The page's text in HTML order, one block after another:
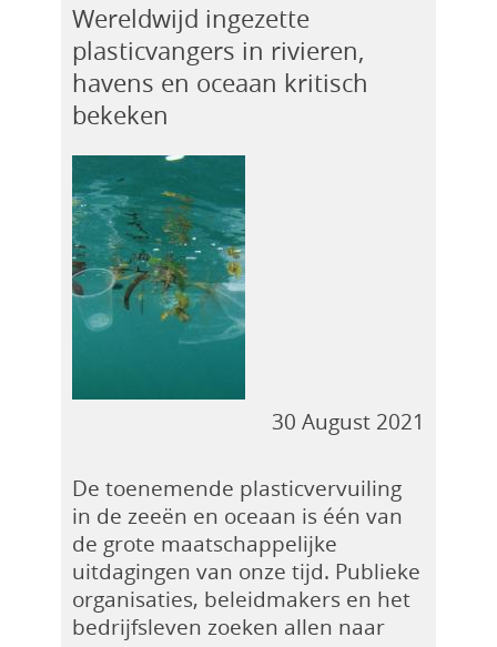
Wereldwijd ingezette
plasticvangers in rivieren,
havens en oceaan kritisch
bekeken
30 August 2021
De toenemende plasticvervuiling
in de zeeën en oceaan is één van
de grote maatschappelijke
uitdagingen van onze tijd. Publieke
organisaties, beleidmakers en het
bedrijfsleven zoeken allen naar